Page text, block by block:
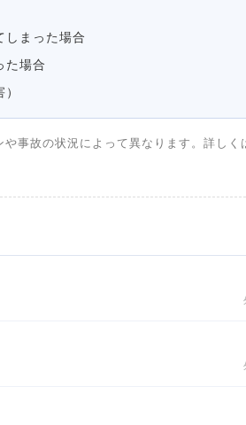
しまった場合
た場合
事故の状況によって異なります。詳しく